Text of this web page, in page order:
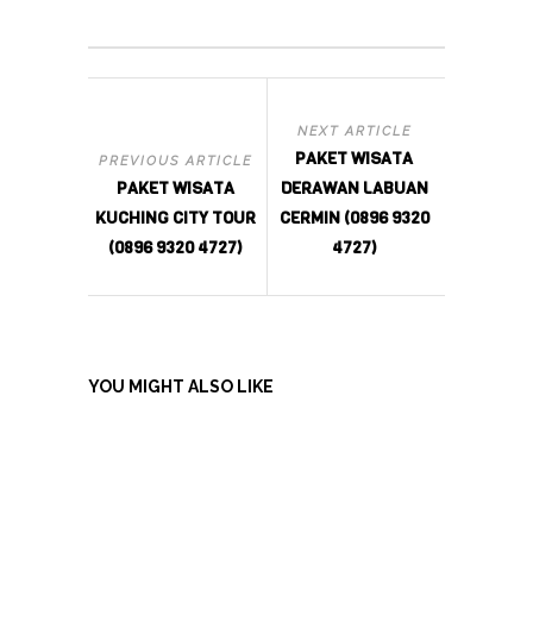
PREVIOUS ARTICLE
PAKET WISATA
KUCHING CITY TOUR
(0896 9320 4727)
NEXT ARTICLE
PAKET WISATA
DERAWAN LABUAN
CERMIN (0896 9320
4727)
YOU MIGHT ALSO LIKE